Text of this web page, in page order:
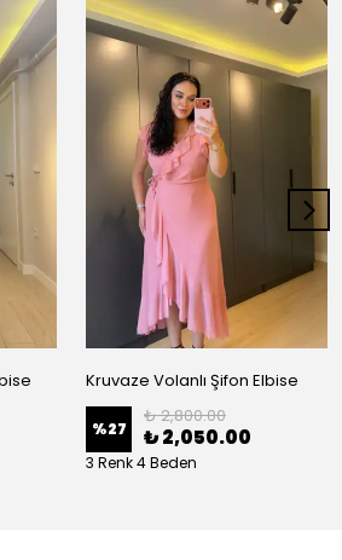
Kruvaze Volanlı Şifon Elbise
%27
₺ 2,800.00
₺ 2,050.00
3 Renk 4 Beden